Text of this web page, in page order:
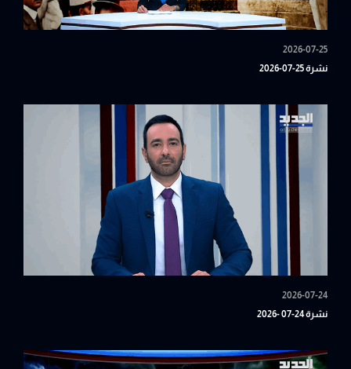
2026-07-25
نشرة 25-07-2026
2026-07-24
نشرة 24-07 -2026